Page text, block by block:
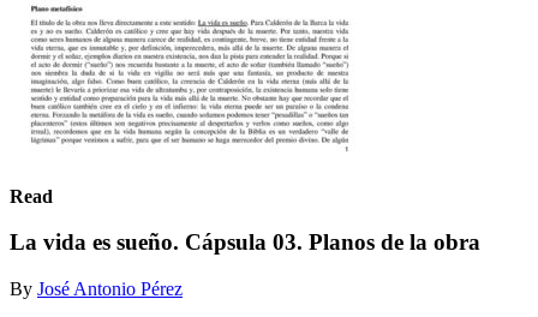
Read
La vida es sueño. Cápsula 03. Planos de la obra
By José Antonio Pérez